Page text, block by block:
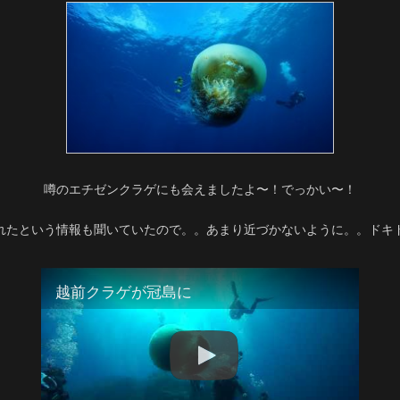
噂のエチゼンクラゲにも会えましたよ〜！でっかい〜！
たという情報も聞いていたので。。あまり近づかないように。。ドキ
越前クラゲが冠島に